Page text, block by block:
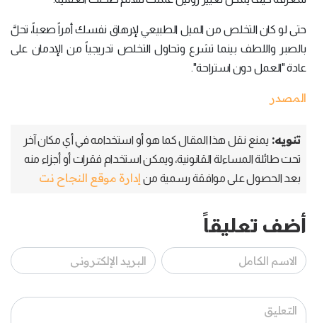
حتى لو كان التخلص من الميل الطبيعي لإرهاق نفسك أمراً صعباً، تحلَّ
بالصبر واللطف بينما تشرع وتحاول التخلص تدريجياً من الإدمان على
عادة "العمل دون استراحة".
المصدر
تنويه: يمنع نقل هذا المقال كما هو أو استخدامه في أي مكان آخر
تحت طائلة المساءلة القانونية، ويمكن استخدام فقرات أو أجزاء منه
بعد الحصول على موافقة رسمية من إدارة موقع النجاح نت
أضف تعليقاً